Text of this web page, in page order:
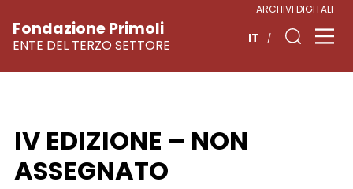
Vai
contenuto
Fondazione Primoli
ENTE DEL TERZO SETTORE
ARCHIVI DIGITALI
IT
IV EDIZIONE – NON
ASSEGNATO